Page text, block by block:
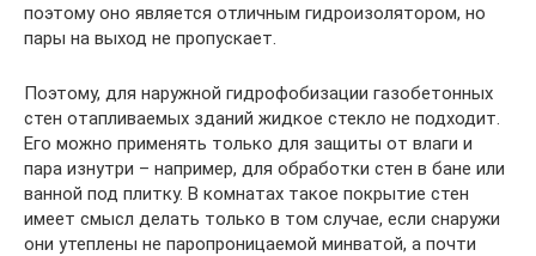
поэтому оно является отличным гидроизолятором, но
пары на выход не пропускает.
Поэтому, для наружной гидрофобизации газобетонных
стен отапливаемых зданий жидкое стекло не подходит.
Его можно применять только для защиты от влаги и
пара изнутри – например, для обработки стен в бане или
ванной под плитку. В комнатах такое покрытие стен
имеет смысл делать только в том случае, если снаружи
они утеплены не паропроницаемой минватой, а почти